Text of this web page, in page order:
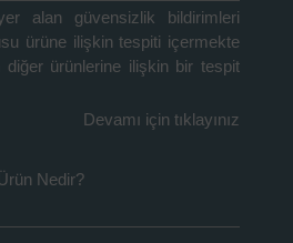
alan güvensizlik bildirimleri
ürüne ilişkin tespiti içermekte
diğer ürünlerine ilişkin bir tespit
Devamı için tıklayınız
Nedir?